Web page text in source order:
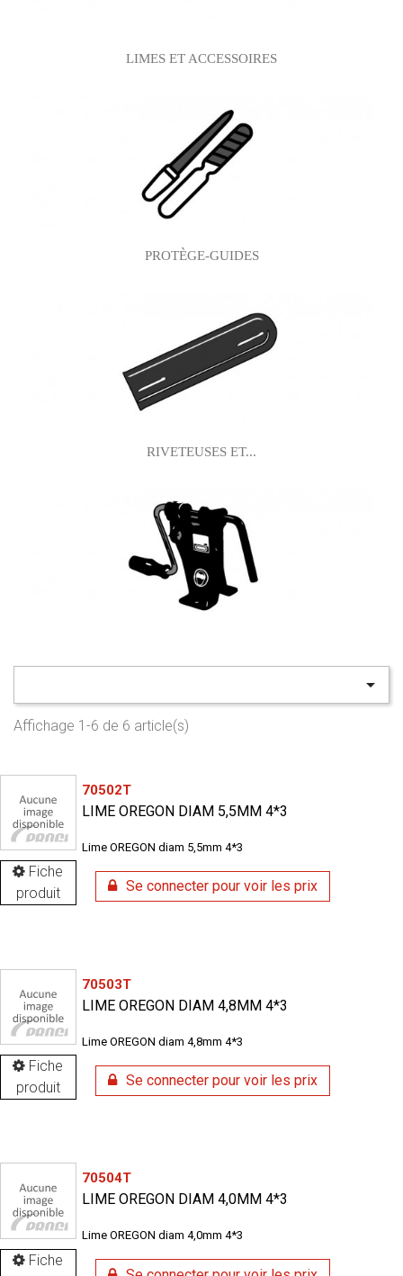
LIMES ET ACCESSOIRES
PROTÈGE-GUIDES
RIVETEUSES ET...

Affichage 1-6 de 6 article(s)
Fiche
produit
70502T
LIME OREGON DIAM 5,5MM 4*3
Lime OREGON diam 5,5mm 4*3
Se connecter pour voir les prix
Fiche
produit
70503T
LIME OREGON DIAM 4,8MM 4*3
Lime OREGON diam 4,8mm 4*3
Se connecter pour voir les prix
Fiche
70504T
LIME OREGON DIAM 4,0MM 4*3
Lime OREGON diam 4,0mm 4*3